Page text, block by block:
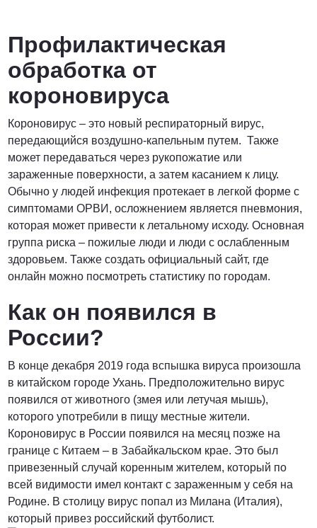
Договорная
ПОЗВОНИТЬ
от 1500 Руб.
ПОЗВОНИТЬ
от 5000 руб.
ПОЗВОНИТЬ
Договорная
ПОЗВОНИТЬ
Профилактическая
обработка от
короновируса
Короновирус – это новый респираторный вирус,
передающийся воздушно-капельным путем. Также
может передаваться через рукопожатие или
зараженные поверхности, а затем касанием к лицу.
Обычно у людей инфекция протекает в легкой форме с
симптомами ОРВИ, осложнением является пневмония,
которая может привести к летальному исходу. Основная
группа риска – пожилые люди и люди с ослабленным
здоровьем. Также создать официальный сайт, где
онлайн можно посмотреть статистику по городам.
Как он появился в
России?
В конце декабря 2019 года вспышка вируса произошла
в китайском городе Ухань. Предположительно вирус
появился от животного (змея или летучая мышь),
которого употребили в пищу местные жители.
Короновирус в России появился на месяц позже на
границе с Китаем – в Забайкальском крае. Это был
привезенный случай коренным жителем, который по
всей видимости имел контакт с зараженным у себя на
Родине. В столицу вирус попал из Милана (Италия),
который привез российский футболист.